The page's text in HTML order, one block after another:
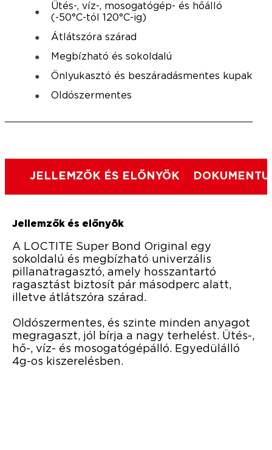
Ütés-, víz-, mosogatógép- és hőálló
(-50°C-tól 120°C-ig)
Átlátszóra szárad
Megbízható és sokoldalú
Önlyukasztó és beszáradásmentes kupak
Oldószermentes
JELLEMZŐK ÉS ELŐNYÖK
Jellemzők és előnyök
A LOCTITE Super Bond Original egy
sokoldalú és megbízható univerzális
pillanatragasztó, amely hosszantartó
ragasztást biztosít pár másodperc alatt,
illetve átlátszóra szárad.
Oldószermentes, és szinte minden anyagot
megragaszt, jól bírja a nagy terhelést. Ütés-,
hő-, víz- és mosogatógépálló. Egyedülálló
4g-os kiszerelésben.